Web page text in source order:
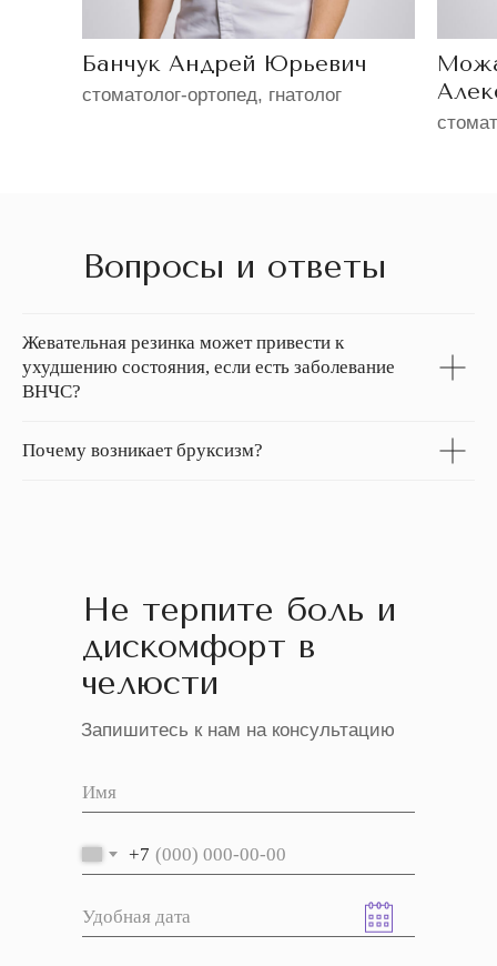
стоматолог-ортопед, гнатолог
Банчук Андрей Юрьевич
Вопросы и ответы
Жевательная резинка может привести к
ухудшению состояния, если есть заболевание
ВНЧС?
Почему возникает бруксизм?
Не терпите боль и
дискомфорт в
челюсти
Запишитесь к нам на консультацию
+7